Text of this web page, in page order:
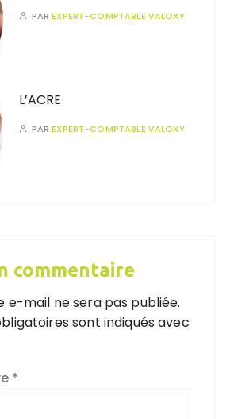
PAREXPERT-COMPTABLE VALOXY
L’ACRE
PAREXPERT-COMPTABLE VALOXY
commentaire
e-mail ne sera pas publiée.
sont indiqués avec
*